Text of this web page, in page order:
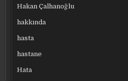
Hakan Çalhanoğlu
hakkında
hasta
hastane
Hata